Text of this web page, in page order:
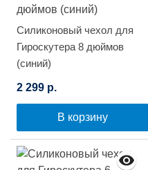
Силиконовый чехол для
Гироскутера 8 дюймов
(синий)
2 299 р.
В корзину